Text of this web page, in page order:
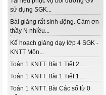
sử dụng SGK...
Bài giảng rất sinh động. Cảm ơn
thầy N nhiều...
Kế hoạch giảng dạy lớp 4 SGK -
KNTT Môn...
Toán 1 KNTT. Bài 1 Tiết 2....
Toán 1 KNTT. Bài 1 Tiết 1....
Toán 1 KNTT. Bài Các số từ 0